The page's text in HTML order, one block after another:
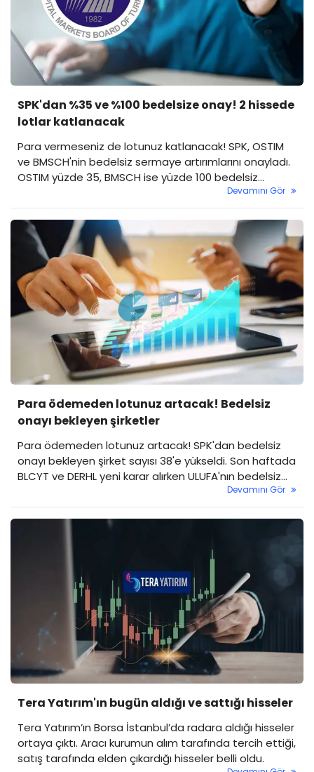
SPK'dan %35 ve %100 bedelsize onay! 2 hissede
lotlar katlanacak
Para vermeseniz de lotunuz katlanacak! SPK, OSTIM
ve BMSCH'nin bedelsiz sermaye artırımlarını onayladı.
OSTIM yüzde 35, BMSCH ise yüzde 100 bedelsiz
Devamını Gör
Para ödemeden lotunuz artacak! Bedelsiz
onayı bekleyen şirketler
Para ödemeden lotunuz artacak! SPK'dan bedelsiz
onayı bekleyen şirket sayısı 38'e yükseldi. Son haftada
BLCYT ve DERHL yeni karar alırken ULUFA'nın bedelsiz
Devamını Gör
Tera Yatırım'ın bugün aldığı ve sattığı hisseler
Tera Yatırım’ın Borsa İstanbul’da radara aldığı hisseler
ortaya çıktı. Aracı kurumun alım tarafında tercih ettiği,
satış tarafında elden çıkardığı hisseler belli oldu.